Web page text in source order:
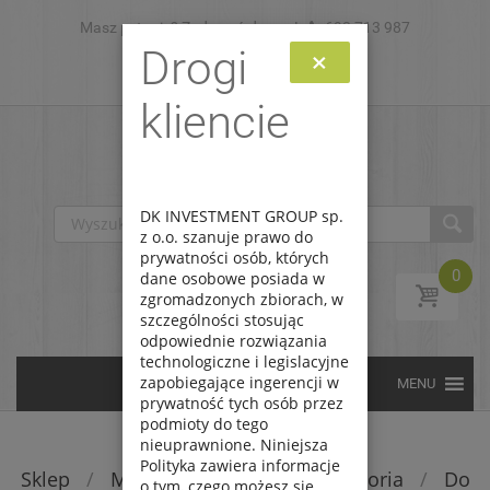
Skip to content
Masz pytanie? Zadzwoń do nas! 693 713 987
Zaloguj Zarejestruj
0
Sklep / Modele rc / Części i akcesoria /
Do
Drogi
kliencie
×
DK INVESTMENT GROUP sp.
z o.o. szanuje prawo do
prywatności osób, których
dane osobowe posiada w
zgromadzonych zbiorach, w
szczególności stosując
odpowiednie rozwiązania
technologiczne i legislacyjne
zapobiegające ingerencji w
prywatność tych osób przez
podmioty do tego
nieuprawnione. Niniejsza
Polityka zawiera informacje